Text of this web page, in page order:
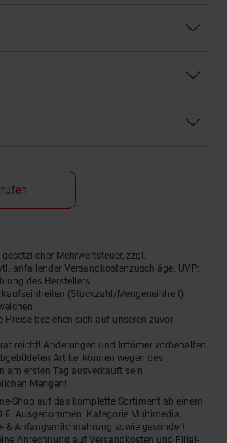
Mehrwertsteuer, zzgl.
anfallender Versandkostenzuschläge. UVP:
des Herstellers.
(Stückzahl/Mengeneinheit)
Preise beziehen sich auf unseren zuvor
reicht! Änderungen und Irrtümer vorbehalten.
Artikel können wegen des
am ersten Tag ausverkauft sein.
Mengen!
Shop auf das komplette Sortiment ab einem
€. Ausgenommen: Kategorie Multimedia,
& Anfangsmilchnahrung sowie gesondert
Anrechnung auf Versandkosten und Filial-